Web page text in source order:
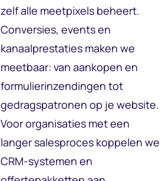
zelf alle meetpixels beheert.
Conversies, events en
kanaalprestaties maken we
meetbaar: van aankopen en
formulierinzendingen tot
gedragspatronen op je website.
Voor organisaties met een
langer salesproces koppelen we
CRM-systemen en